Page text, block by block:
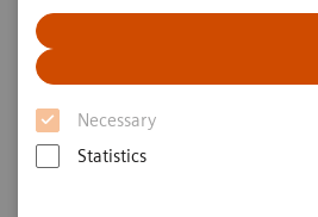
Necessary
Statistics
Image 70